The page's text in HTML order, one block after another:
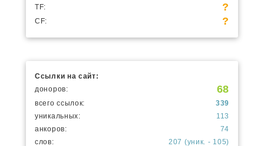
TF:
?
CF: ?
Ссылки на сайт:
доноров:
68
всего ссылок:
339
уникальных:
113
анкоров:
74
слов:
207 (уник. - 105)